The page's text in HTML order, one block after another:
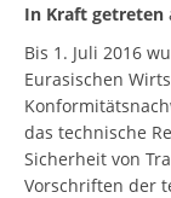
In Kraft getreten
Bis 1. Juli 2016
Eurasischen
das technische
Sicherheit von
Vorschriften der